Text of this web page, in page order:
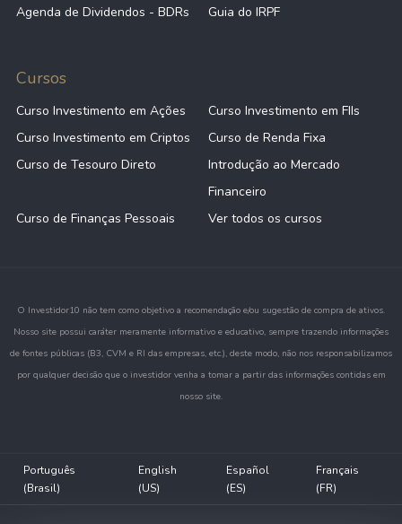
Agenda de Dividendos - BDRs Guia do IRPF
Cursos
Curso Investimento em Ações
Curso Investimento em FIIs
Curso Investimento em Criptos
Curso de Renda Fixa
Curso de Tesouro Direto
Introdução ao Mercado
Financeiro
Curso de Finanças Pessoais
Ver todos os cursos
O Investidor10 não tem como objetivo a recomendação e/ou sugestão de compra de ativos.
Nosso site possui caráter meramente informativo e educativo, sempre trazendo informações
de fontes públicas (B3, CVM e RI das empresas, etc.), deste modo, não nos responsabilizamos
por qualquer decisão que o investidor venha a tomar a partir das informações contidas em
nosso site.
Português
(Brasil)
English
(US)
Español
(ES)
Français
(FR)